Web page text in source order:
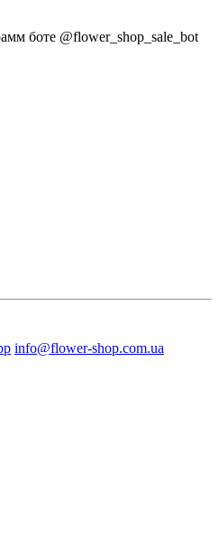
боте @flower_shop_sale_bot
info@flower-shop.com.ua